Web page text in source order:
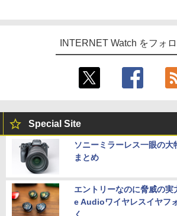
INTERNET Watch をフォ
Special Site
ソニーミラーレス一眼の
まとめ
エントリーなのに脅威の
e Audioワイヤレスイヤフ